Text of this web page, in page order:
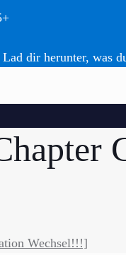
dir herunter, was
Wechsel!!!]